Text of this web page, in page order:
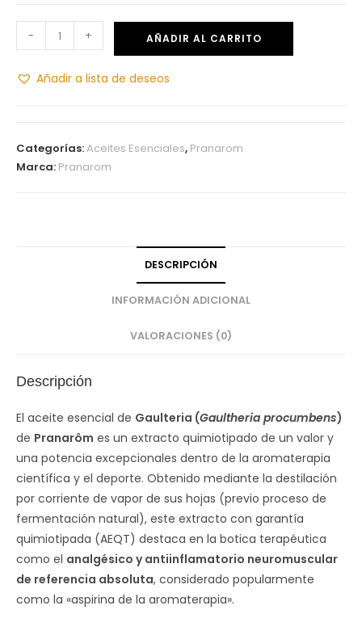
- + AÑADIR AL CARRITO
Añadir a lista de deseos
Categorías:Aceites Esenciales, Pranarom
Marca: Pranarom
DESCRIPCIÓN
INFORMACIÓN ADICIONAL
VALORACIONES (0)
Descripción
El aceite esencial de Gaulteria (Gaultheria procumbens)
de Pranarôm es un extracto quimiotipado de un valor y
una potencia excepcionales dentro de la aromaterapia
científica y el deporte. Obtenido mediante la destilación
por corriente de vapor de sus hojas (previo proceso de
fermentación natural), este extracto con garantía
quimiotipada (AEQT) destaca en la botica terapéutica
como el analgésico y antiinflamatorio neuromuscular
de referencia absoluta, considerado popularmente
como la «aspirina de la aromaterapia».